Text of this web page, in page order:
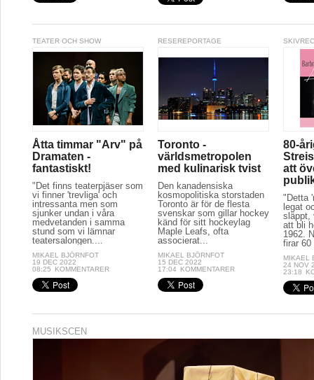
TEATER OCH SHOW
Åtta timmar "Arv" på
Dramaten -
fantastiskt!
"Det finns teaterpjäser som
vi finner 'trevliga' och
intressanta men som
sjunker undan i våra
medvetanden i samma
stund som vi lämnar
teatersalongen....
MIKAEL BJÖRNFOT
19 DEC 2022
08:25
KOMMENTARER
RESEREPORTAGE
Toronto -
världsmetropolen
med kulinarisk tvist
Den kanadensiska
kosmopolitiska storstaden
Toronto är för de flesta
svenskar som gillar hockey
känd för sitt hockeylag
Maple Leafs, ofta
associerat...
MIKAEL BJÖRNFOT
15 DEC 2022
17:04
KOMMENTARER
80-
att
"Detta
legat
släppt,
att bli
1962.
firar 60
MIKAEL
24 NOV
23:18
MUSIKSCEN